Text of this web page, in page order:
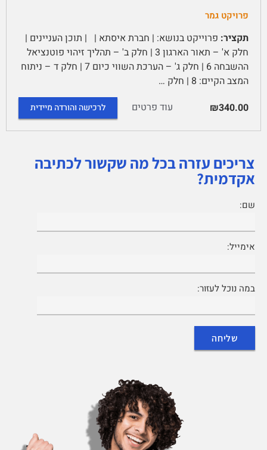
פרויקט גמר
תקציר: פרוייקט בנושא: | חברת איסתא | | תוכן העניינים |
חלק א' – תאור הארגון 3 | חלק ב' – תהליך זיהוי פוטנציאל
ההשבחה 6 | חלק ג' – הערכת השווי כיום 7 | חלק ד – ניתוח
המצב הקיים: 8 | חלק …
₪340.00
עוד פרטים לרכישה והורדה מיידית
צריכים עזרה בכל מה שקשור לכתיבה
אקדמית?
שם:
אימייל:
במה נוכל לעזור: